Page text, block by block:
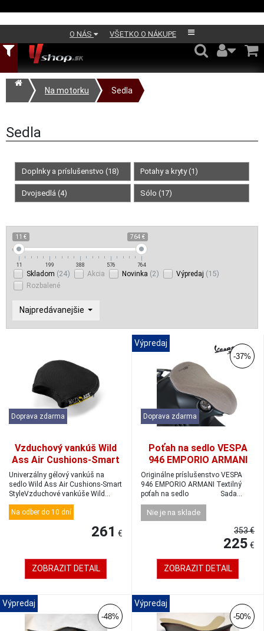
O NÁS VŠETKO O NÁKUPE
Na motorku Sedla
Sedla
Doplnky a príslušenstvo (18)
Dvojsedlá (4)
Potahy a kryty (1)
Sólo (17)
11 € 764 €
11 199 388 576 764
Skladom (24) Akcia Novinka (2) Výpredaj (15)
Rozbalené
Najpredávanejšie
Doprava zdarma
Vzduchový vankúš Wild
Ass Air Cushions-Smart
Style
Univerzálny gélový vankúš na
sedlo Wild Ass Air Cushions-Smart
StyleVzduchové vankúše Wild
Asspomáha...
Na odber do 10 dní
261 €
ZOBRAZIT DETAIL
Výpredaj
-37%
Doprava zdarma
Poťah na sedlo VESPA
946 EMPORIO ARMANI
Originálne príslušenstvo VESPA
946 EMPORIO ARMANI Textilný
poťah na sedlo Sada...
Nie je na sklade
353 €
225 €
ZOBRAZIT DETAIL
Výpredaj
-48%
Výpredaj
-50%